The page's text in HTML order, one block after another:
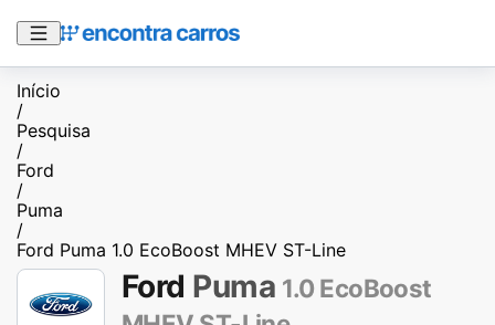
Início
/
Pesquisa
/
Ford
/
Puma
/
Ford Puma 1.0 EcoBoost MHEV ST-Line
Ford Puma 1.0 EcoBoost